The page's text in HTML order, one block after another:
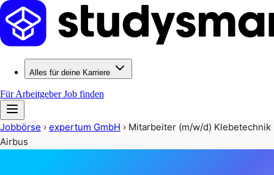
Alles für deine Karriere
Für ArbeitgeberJob finden
Jobbörse › expertum GmbH › Mitarbeiter (m/w/d) Klebetechnik
Airbus